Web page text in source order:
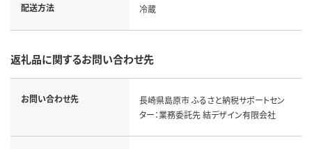
配送方法 冷蔵
返礼品に関するお問い合わせ先
お問い合わせ先
長崎県島原市 ふるさと納税サポートセン
ター：業務委託先 結デザイン有限会社